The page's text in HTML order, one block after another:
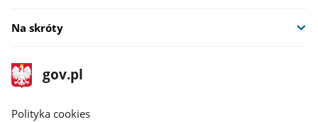
Na skróty
stopka
gov.pl
Strona
gov.pl
gov.pl
Polityka cookies